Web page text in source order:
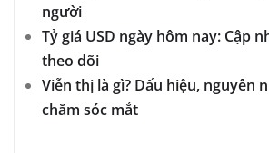
người
Tỷ giá USD ngày hôm nay: Cập
theo dõi
Viễn thị là gì? Dấu hiệu, nguyên
chăm sóc mắt